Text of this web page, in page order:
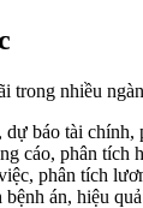
trong nhiều
báo tài chính,
cáo, phân
phân tích
án, hiệu